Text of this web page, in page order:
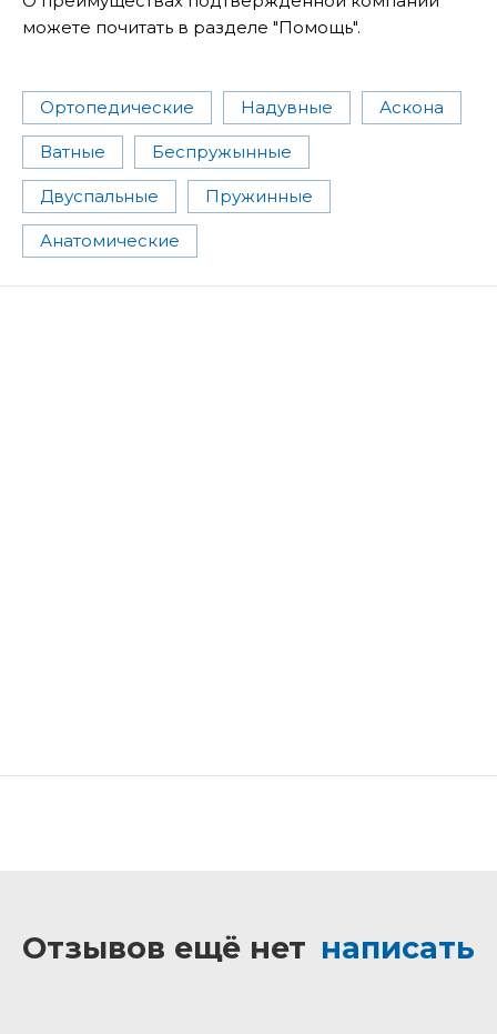
можете почитать в разделе "Помощь".
Ортопедические Надувные Аскона
Ватные Беспружынные
Двуспальные Пружинные
Анатомические
Отзывов ещё нет написать